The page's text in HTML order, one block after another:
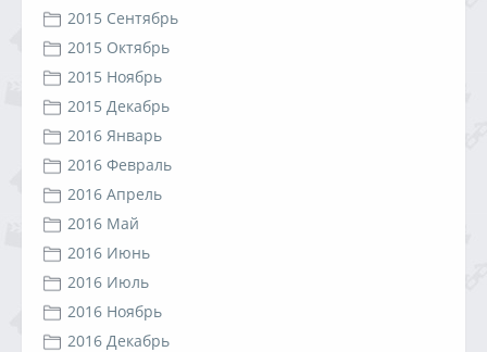
2015 Сентябрь
2015 Октябрь
2015 Ноябрь
2015 Декабрь
2016 Январь
2016 Февраль
2016 Апрель
2016 Май
2016 Июнь
2016 Июль
2016 Ноябрь
2016 Декабрь